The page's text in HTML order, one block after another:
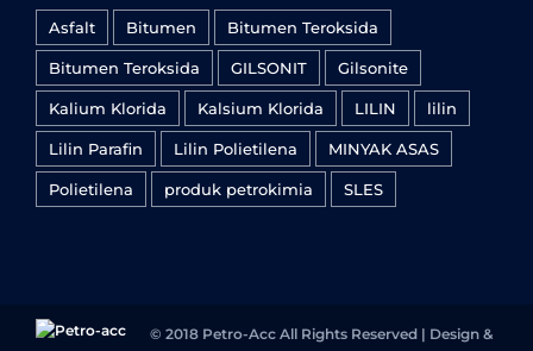
Asfalt Bitumen Bitumen Teroksida
Bitumen Teroksida GILSONIT Gilsonite
Kalium Klorida Kalsium Klorida LILIN lilin
Lilin Parafin Lilin Polietilena MINYAK ASAS
Polietilena produk petrokimia SLES
© 2018 Petro-Acc All Rights Reserved | Design &